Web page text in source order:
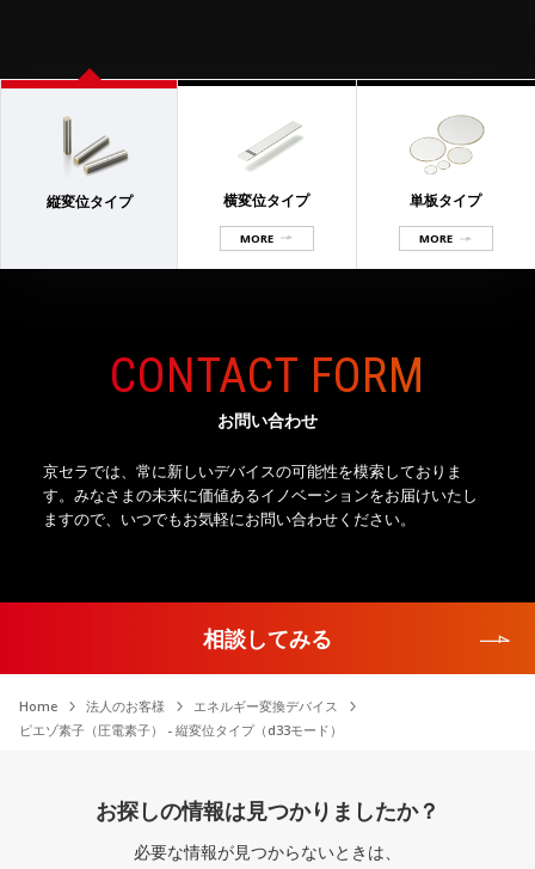
縦変位タイプ 横変位タイプ
MORE
単板タイプ
MORE
CONTACT FORM
お問い合わせ
京セラでは、常に新しいデバイスの可能性を模索しておりま
す。 みなさまの未来に価値あるイノベーションをお届けいたし
ますので、 いつでもお気軽にお問い合わせください。
相談してみる
Home 法人のお客様
エネルギー変換デバイス
ピエゾ素子（圧電素子） - 縦変位タイプ（d33モード）
お探しの情報は見つかりましたか？
必要な情報が見つからないときは、